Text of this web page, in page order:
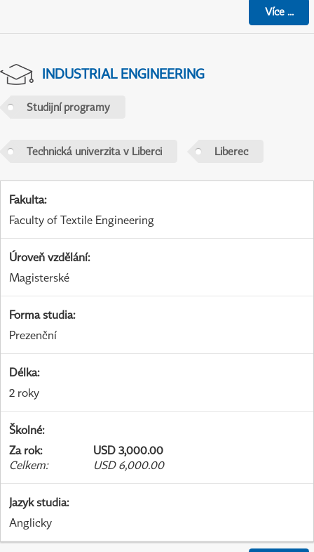
Více...
INDUSTRIAL ENGINEERING
Studijní programy
Technická univerzita v Liberci Liberec
Fakulta:
Faculty of Textile Engineering
Úroveň vzdělání:
Magisterské
Forma studia:
Prezenční
Délka:
2 roky
Školné:
Za rok:
USD 3,000.00
Celkem: USD 6,000.00
Jazyk studia:
Anglicky